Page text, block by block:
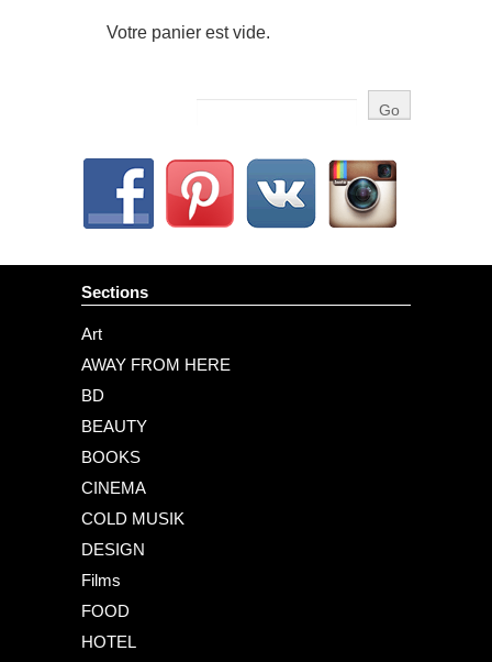
Votre panier est vide.
Sections
Art
AWAY FROM HERE
BD
BEAUTY
BOOKS
CINEMA
COLD MUSIK
DESIGN
Films
FOOD
HOTEL